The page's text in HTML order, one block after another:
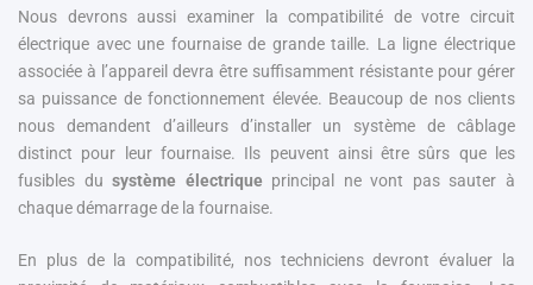
Nous devrons aussi examiner la compatibilité de votre circuit
électrique avec une fournaise de grande taille. La ligne électrique
associée à l’appareil devra être suffisamment résistante pour gérer
sa puissance de fonctionnement élevée. Beaucoup de nos clients
nous demandent d’ailleurs d’installer un système de câblage
distinct pour leur fournaise. Ils peuvent ainsi être sûrs que les
fusibles dusystème électrique principal ne vont pas sauter à
chaque démarrage de la fournaise.
En plus de la compatibilité, nos techniciens devront évaluer la